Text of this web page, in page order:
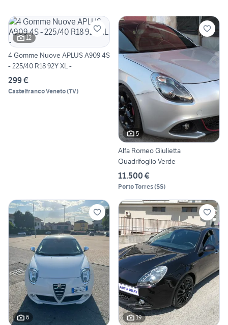
12
4 Gomme Nuove APLUS A909 4S
- 225/40 R18 92Y XL -
299 €
Castelfranco Veneto(TV)
5
Alfa Romeo Giulietta
Quadrifoglio Verde
11.500 €
Porto Torres(SS)
6 19